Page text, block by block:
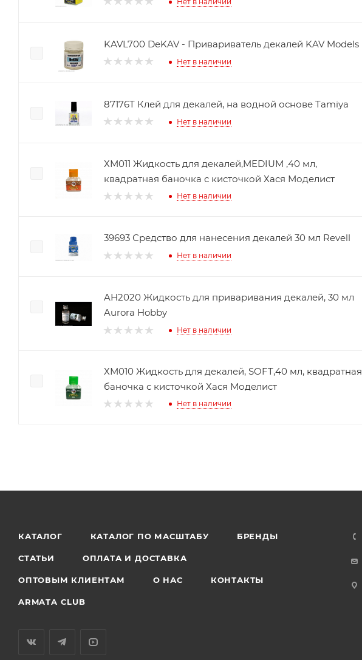
KAVL700 DeKAV - Привариватель декалей KAV Models
Нет в наличии
87176T Клей для декалей, на водной основе Tamiya
Нет в наличии
ХМ011 Жидкость для декалей,MEDIUM ,40 мл,
квадратная баночка с кисточкой Хася Моделист
Нет в наличии
39693 Средство для нанесения декалей 30 мл Revell
Нет в наличии
AH2020 Жидкость для приваривания декалей, 30 мл
Aurora Hobby
Нет в наличии
ХМ010 Жидкость для декалей, SOFT,40 мл, квадратная
баночка с кисточкой Хася Моделист
Нет в наличии
КАТАЛОГ КАТАЛОГ ПО МАСШТАБУ БРЕНДЫ
СТАТЬИ ОПЛАТА И ДОСТАВКА
ОПТОВЫМ КЛИЕНТАМ О НАС КОНТАКТЫ
ARMATA CLUB